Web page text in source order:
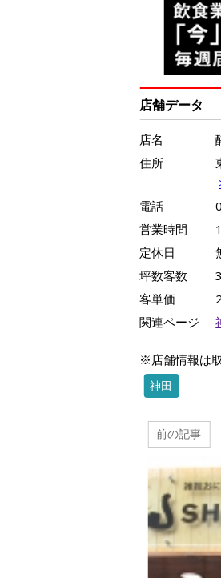
店舗データ
店名
住所
電話
営業時間
定休日
坪数客数
客単価
関連ページ
※店舗情報は
神田
前の記事